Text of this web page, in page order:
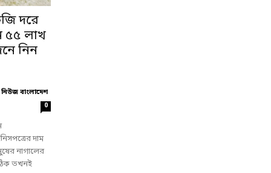
দরে
৫৫ লাখ
নিন
বাংলাদেশ
0
দাম
নাগালের
তখনই